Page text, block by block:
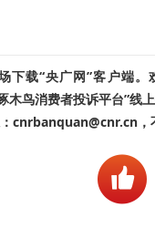
下载“央广网”客户端
木鸟消费者投诉平台”线
cnrbanquan@cnr.cn，